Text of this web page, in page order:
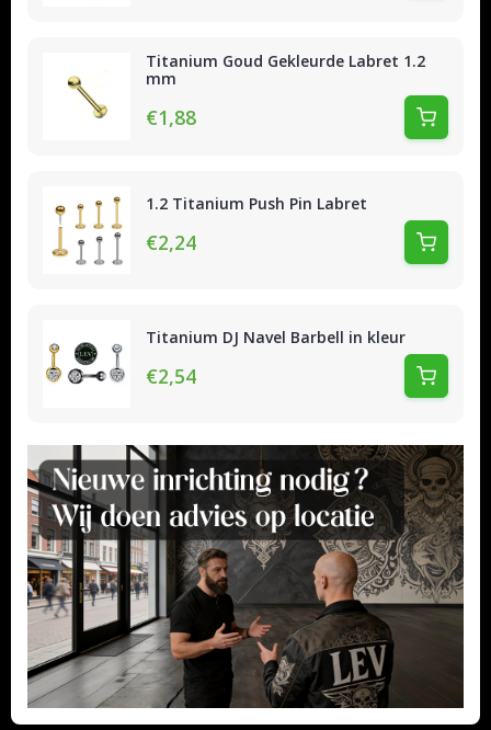
Titanium Goud Gekleurde Labret 1.2
mm
€1,88
1.2 Titanium Push Pin Labret
€2,24
Titanium DJ Navel Barbell in kleur
€2,54